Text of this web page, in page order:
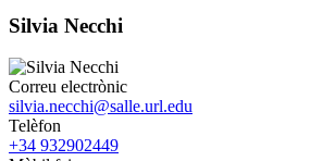
Silvia Necchi
Correu electrònic
silvia.necchi@salle.url.edu
Telèfon
+34 932902449